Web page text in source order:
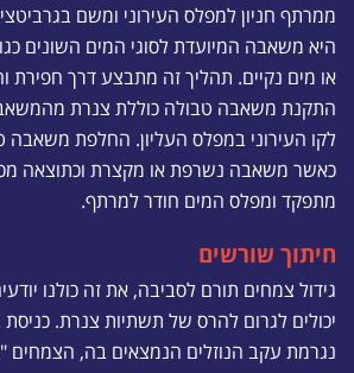
ממרתף חניון למפלס העירוני ומשם
היא משאבה המיועדת לסוגי המים השונים
או מים נקיים. תהליך זה מתבצע דרך חפירת
התקנת משאבה טבולה כוללת צנרת
לקו העירוני במפלס העליון. החלפת
כאשר משאבה נשרפת או מקצרת וכתוצאה
מתפקד ומפלס המים חודר למרתף.
חיתוך שורשים
גידול צמחים תורם לסביבה, את זה כולנו
יכולים לגרום להרס של תשתיות צנרת.
נגרמת עקב הנוזלים הנמצאים בה, הצמחים